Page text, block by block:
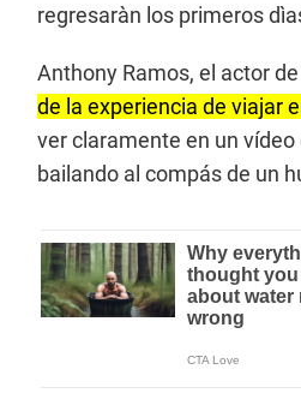
regresaràn los primeros
Anthony Ramos, el actor
de la experiencia de viajar
ver claramente en un
bailando al compás de un